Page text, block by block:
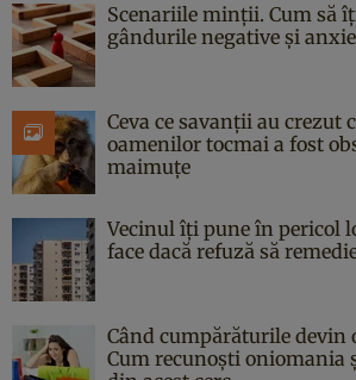
Scenariile minții. Cum să
gândurile negative și
Ceva ce savanții au crezut
oamenilor tocmai a fost
maimuțe
Vecinul îți pune în pericol
face dacă refuză să
Când cumpărăturile devin
Cum recunoști oniomania